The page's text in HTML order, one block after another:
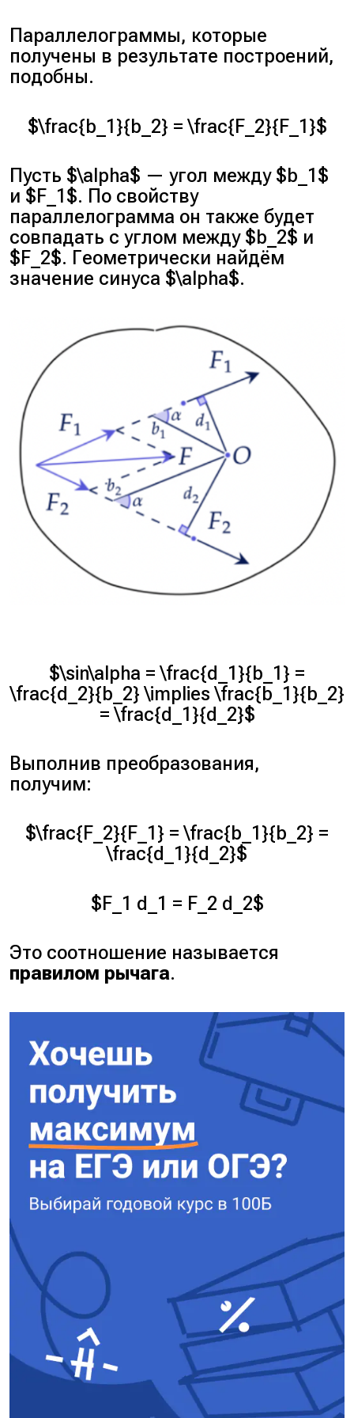
Параллелограммы, которые
получены в результате построений,
подобны.
$\frac{b_1}{b_2} = \frac{F_2}{F_1}$
Пусть $\alpha$ — угол между $b_1$
и $F_1$. По свойству
параллелограмма он также будет
совпадать с углом между $b_2$ и
$F_2$. Геометрически найдём
значение синуса $\alpha$.
$\sin\alpha = \frac{d_1}{b_1} =
\frac{d_2}{b_2} \implies \frac{b_1}{b_2}
= \frac{d_1}{d_2}$
Выполнив преобразования,
получим:
$\frac{F_2}{F_1} = \frac{b_1}{b_2} =
\frac{d_1}{d_2}$
$F_1 d_1 = F_2 d_2$
Это соотношение называется
правилом рычага.